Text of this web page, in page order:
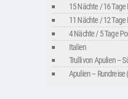
15 Nächte / 16
11 Nächte / 12
4 Nächte / 5 Tage
Italien
Trulli von Apulien –
Apulien – Rundreise